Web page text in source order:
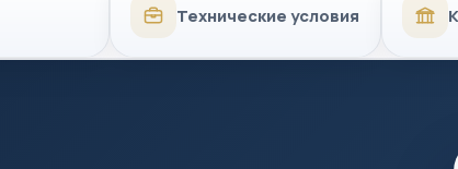
Технические условия